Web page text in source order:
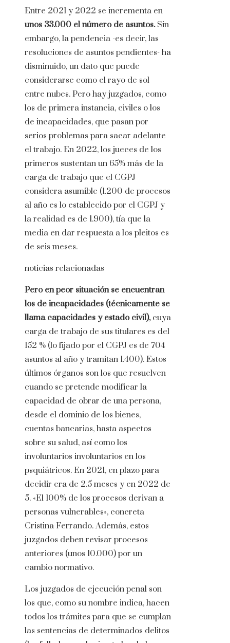
Entre 2021 y 2022 se incrementa en
unos 33.000 el número de asuntos.Sin
embargo, la pendencia -es decir, las
resoluciones de asuntos pendientes- ha
disminuido, un dato que puede
considerarse como el rayo de sol
entre nubes. Pero hay juzgados, como
los de primera instancia, civiles o los
de incapacidades, que pasan por
serios problemas para sacar adelante
el trabajo. En 2022, los jueces de los
primeros sustentan un 65% más de la
carga de trabajo que el CGPJ
considera asumible (1.200 de procesos
al año es lo establecido por el CGPJ y
la realidad es de 1.900), tía que la
media en dar respuesta a los pleitos es
de seis meses.
noticias relacionadas
Pero en peor situación se encuentran
los de incapacidades (técnicamente se
llama capacidades y estado civil), cuya
carga de trabajo de sus titulares es del
152 % (lo fijado por el CGPJ es de 704
asuntos al año y tramitan 1.400). Estos
últimos órganos son los que resuelven
cuando se pretende modificar la
capacidad de obrar de una persona,
desde el dominio de los bienes,
cuentas bancarias, hasta aspectos
sobre su salud, así como los
involuntarios involuntarios en los
psquiátricos. En 2021, en plazo para
decidir era de 2.5 meses y en 2022 de
5. «El 100% de los procesos derivan a
personas vulnerables», concreta
Cristina Ferrando. Además, estos
juzgados deben revisar procesos
anteriores (unos 10.000) por un
cambio normativo.
Los juzgados de ejecución penal son
los que, como su nombre indica, hacen
todos los trámites para que se cumplan
las sentencias de determinados delitos